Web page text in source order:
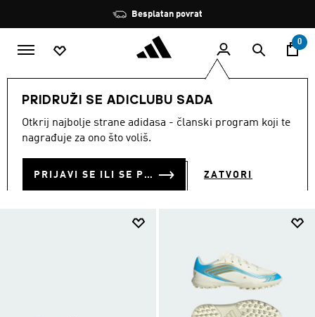
Zaustavi
rotaciju
Besplatan povrat
0
PRIDRUŽI SE ADICLUBU SADA
Otkrij najbolje strane adidasa - članski program koji te
nagrađuje za ono što voliš.
PRIJAVI SE ILI SE PRIDRUŽI SADA ZATVORI
SPORTOVI Nogomet Kopačke Turf Football Boots
TURF FOOTBALL BOOTS (85)